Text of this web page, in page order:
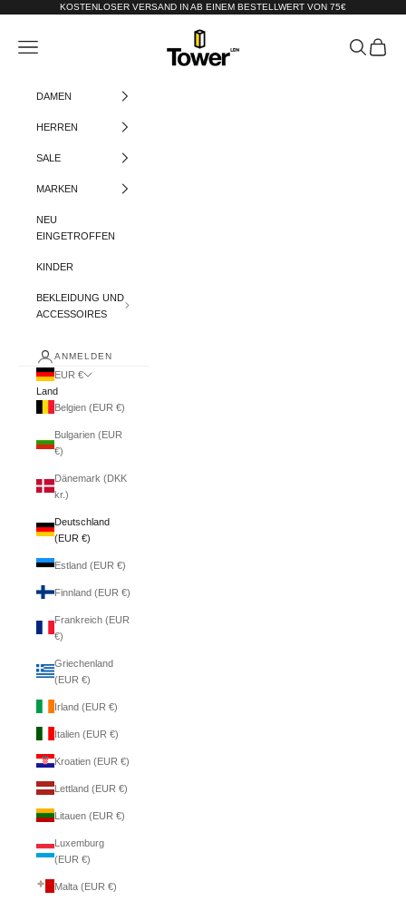
Zum Inhalt springenKOSTENLOSER VERSAND IN AB EINEM BESTELLWERT VON 75€
Tower-London.De
Menü Suchen
DAMEN
HERREN
SALE
MARKEN
NEU
EINGETROFFEN
KINDER
BEKLEIDUNG UND
ACCESSOIRES
ANMELDEN
EUR €
Land
Belgien (EUR €)
Bulgarien (EUR
€)
Dänemark (DKK
kr.)
Deutschland
(EUR €)
Estland (EUR €)
Finnland (EUR €)
Frankreich (EUR
€)
Griechenland
(EUR €)
Irland (EUR €)
Italien (EUR €)
Kroatien (EUR €)
Lettland (EUR €)
Litauen (EUR €)
Luxemburg
(EUR €)
Malta (EUR €)